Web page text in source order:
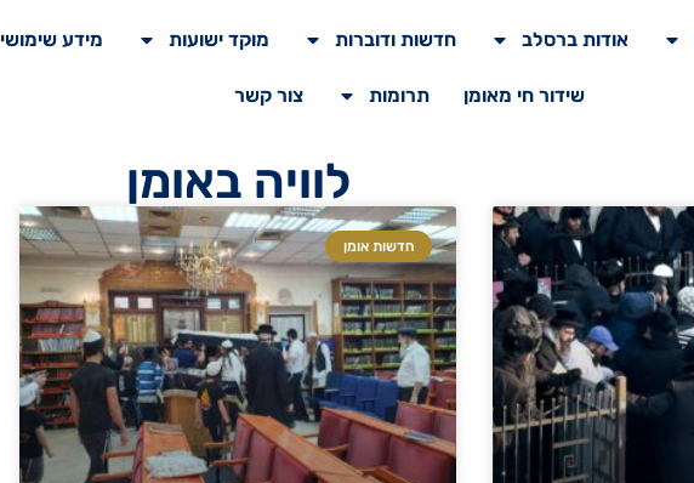
אודות ברסלב חדשות ודוברות מוקד ישועות מידע שימושי
שידור חי מאומן תרומות צור קשר
לוויה באומן
חדשות אומן